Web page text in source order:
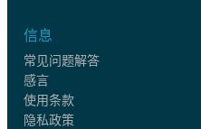
信息
常见问题解答
感言
使用条款
隐私政策